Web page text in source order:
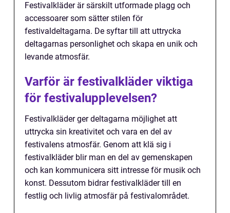
Festivalkläder är särskilt utformade plagg och
accessoarer som sätter stilen för
festivaldeltagarna. De syftar till att uttrycka
deltagarnas personlighet och skapa en unik och
levande atmosfär.
Varför är festivalkläder viktiga
för festivalupplevelsen?
Festivalkläder ger deltagarna möjlighet att
uttrycka sin kreativitet och vara en del av
festivalens atmosfär. Genom att klä sig i
festivalkläder blir man en del av gemenskapen
och kan kommunicera sitt intresse för musik och
konst. Dessutom bidrar festivalkläder till en
festlig och livlig atmosfär på festivalområdet.